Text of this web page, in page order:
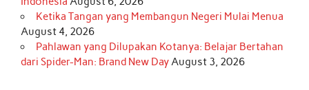
Ketika Tangan yang Membangun Negeri Mulai Menua
August 4, 2026
Pahlawan yang Dilupakan Kotanya: Belajar Bertahan
dari Spider-Man: Brand New DayAugust 3, 2026